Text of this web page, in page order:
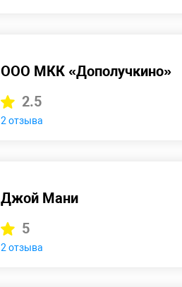
ООО МКК «Дополучкино»
2.5
2 отзыва
Джой Мани
5
2 отзыва